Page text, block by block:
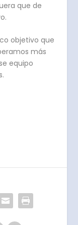
que de
objetivo que
más
equipo